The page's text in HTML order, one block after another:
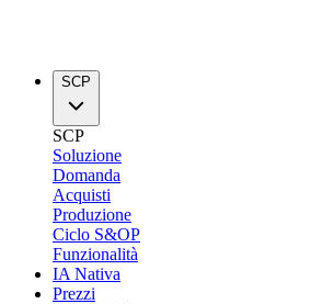
SCP
SCP
Soluzione
Domanda
Acquisti
Produzione
Ciclo S&OP
Funzionalità
IA Nativa
Prezzi